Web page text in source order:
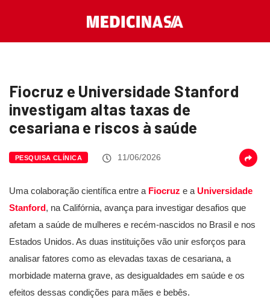
Fiocruz e Universidade Stanford
investigam altas taxas de
cesariana e riscos à saúde
PESQUISA CLÍNICA 11/06/2026
Uma colaboração científica entre a Fiocruz e a Universidade
Stanford, na Califórnia, avança para investigar desafios que
afetam a saúde de mulheres e recém-nascidos no Brasil e nos
Estados Unidos. As duas instituições vão unir esforços para
analisar fatores como as elevadas taxas de cesariana, a
morbidade materna grave, as desigualdades em saúde e os
efeitos dessas condições para mães e bebês.